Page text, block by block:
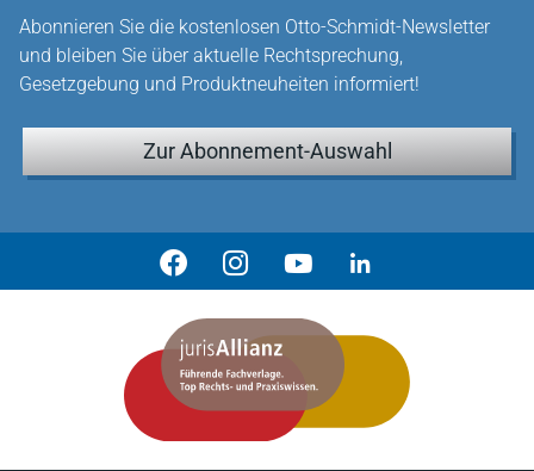
Abonnieren Sie die kostenlosen Otto-Schmidt-Newsletter
und bleiben Sie über aktuelle Rechtsprechung,
Gesetzgebung und Produktneuheiten informiert!
Zur Abonnement-Auswahl